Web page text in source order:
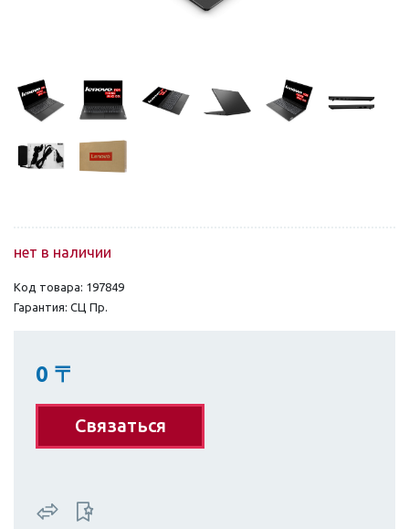
нет в наличии
Код товара: 197849
Гарантия: СЦ Пр.
0 〒
Связаться